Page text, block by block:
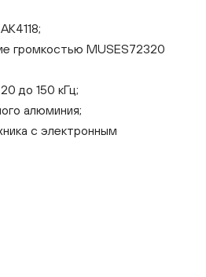
AD-1PRE Plus
громкостью MUSES72320
до 150 кГц;
алюминия;
с электронным